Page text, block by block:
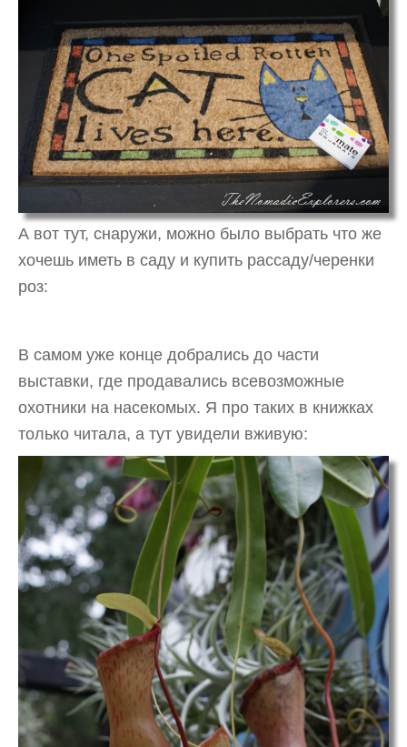
А вот тут, снаружи, можно было выбрать что же
хочешь иметь в саду и купить рассаду/черенки
роз:
В самом уже конце добрались до части
выставки, где продавались всевозможные
охотники на насекомых. Я про таких в книжках
только читала, а тут увидели вживую: